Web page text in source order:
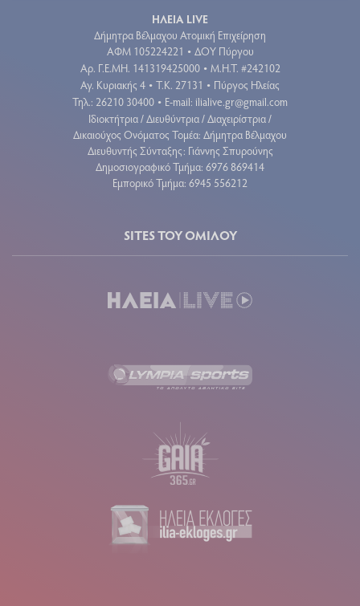
ΗΛΕΙΑ LIVE
Δήμητρα Βέλμαχου Ατομική Επιχείρηση
ΑΦΜ 105224221 • ΔΟΥ Πύργου
Aρ. Γ.Ε.ΜΗ. 141319425000 • Μ.Η.Τ. #242102
Αγ. Κυριακής 4 • Τ.Κ. 27131 • Πύργος Ηλείας
Τηλ.: 26210 30400 • E-mail: ilialive.gr@gmail.com
Ιδιοκτήτρια / Διευθύντρια / Διαχειρίστρια /
Δικαιούχος Ονόματος Τομέα: Δήμητρα Βέλμαχου
Διευθυντής Σύνταξης: Γιάννης Σπυρούνης
Δημοσιογραφικό Τμήμα: 6976 869414
Εμπορικό Τμήμα: 6945 556212
SITES ΤΟΥ ΟΜΙΛΟΥ